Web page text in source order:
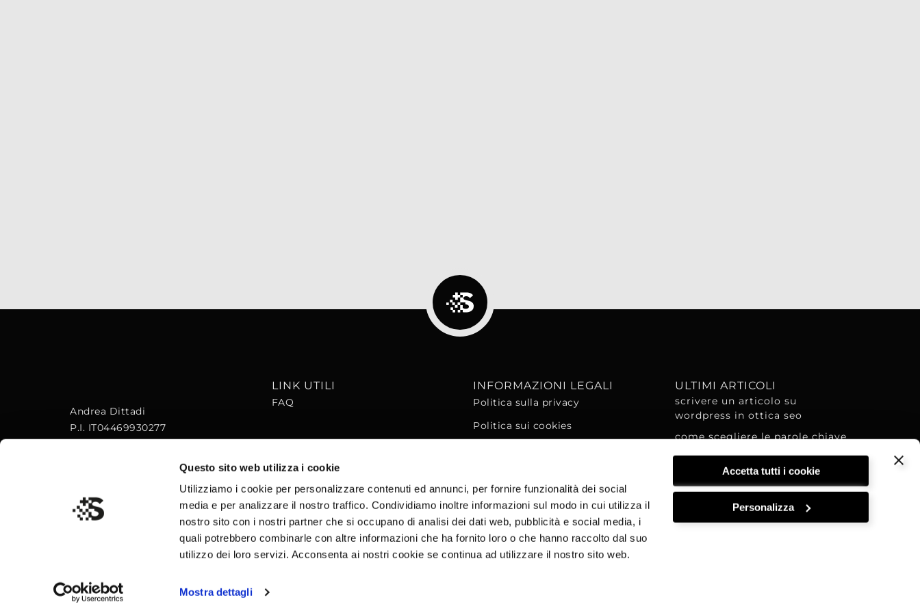
Questo sito web utilizza i cookie
Utilizziamo i cookie per personalizzare contenuti ed annunci, per fornire funzionalità dei social
media e per analizzare il nostro traffico. Condividiamo inoltre informazioni sul modo in cui utilizza il
nostro sito con i nostri partner che si occupano di analisi dei dati web, pubblicità e social media, i
quali potrebbero combinarle con altre informazioni che ha fornito loro o che hanno raccolto dal suo
utilizzo dei loro servizi. Acconsenta ai nostri cookie se continua ad utilizzare il nostro sito web.
Mostra dettagli
Accetta tutti i cookie
Personalizza
Andrea Dittadi
P.I. IT04469930277
30032 – Fiesso D’Artico (VE)
LINK UTILI
FAQ
INFORMAZIONI LEGALI
Politica sulla privacy
Politica sui cookies
ULTIMI ARTICOLI
scrivere un articolo su
wordpress in ottica seo
come scegliere le parole chiave
cosa cercano le persone su
devo fare un sito! quali cms
evitare come la peste!